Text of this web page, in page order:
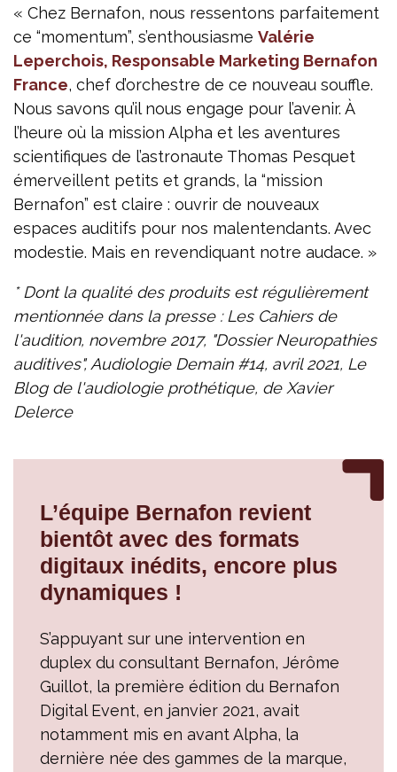
« Chez Bernafon, nous ressentons parfaitement
ce “momentum”, s’enthousiasme Valérie
Leperchois, Responsable Marketing Bernafon
France, chef d’orchestre de ce nouveau souffle.
Nous savons qu’il nous engage pour l’avenir. À
l’heure où la mission Alpha et les aventures
scientifiques de l’astronaute Thomas Pesquet
émerveillent petits et grands, la “mission
Bernafon” est claire : ouvrir de nouveaux
espaces auditifs pour nos malentendants. Avec
modestie. Mais en revendiquant notre audace. »
* Dont la qualité des produits est régulièrement
mentionnée dans la presse : Les Cahiers de
l'audition, novembre 2017, "Dossier Neuropathies
auditives", Audiologie Demain #14, avril 2021, Le
Blog de l'audiologie prothétique, de Xavier
Delerce
L’équipe Bernafon revient
bientôt avec des formats
digitaux inédits, encore plus
dynamiques !
S’appuyant sur une intervention en
duplex du consultant Bernafon, Jérôme
Guillot, la première édition du Bernafon
Digital Event, en janvier 2021, avait
notamment mis en avant Alpha, la
dernière née des gammes de la marque,